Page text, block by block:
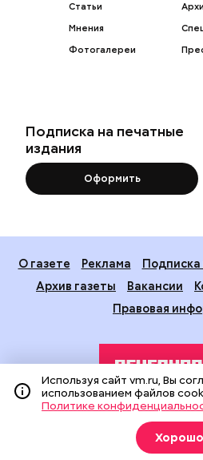
Статьи
Мнения
Фотогалереи
Подписка на печатные
издания
Оформить
О газете Реклама
Архив газеты
Вакансии
Правовая
Издание создано при финансовой
средств массовой информации и
На сайте применяются
Используя сайт vm.ru, Вы
использованием файлов
Политике
Хорошо